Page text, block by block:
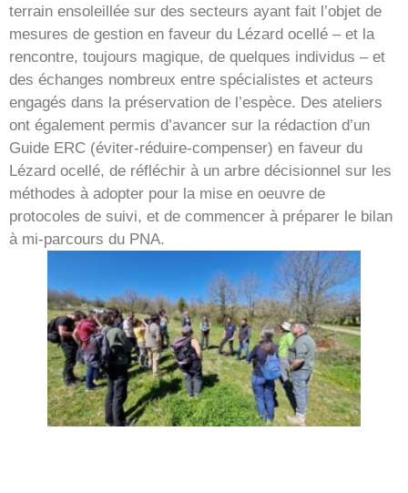
terrain ensoleillée sur des secteurs ayant fait l’objet de
mesures de gestion en faveur du Lézard ocellé – et la
rencontre, toujours magique, de quelques individus – et
des échanges nombreux entre spécialistes et acteurs
engagés dans la préservation de l’espèce. Des ateliers
ont également permis d’avancer sur la rédaction d’un
Guide ERC (éviter-réduire-compenser) en faveur du
Lézard ocellé, de réfléchir à un arbre décisionnel sur les
méthodes à adopter pour la mise en oeuvre de
protocoles de suivi, et de commencer à préparer le bilan
à mi-parcours du PNA.